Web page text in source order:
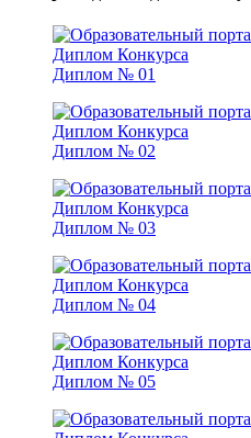
Диплом № 01
Диплом № 02
Диплом № 03
Диплом № 04
Диплом № 05